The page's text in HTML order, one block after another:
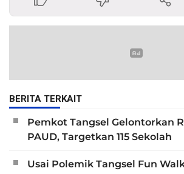
BERITA TERKAIT
Pemkot Tangsel Gelontorkan
PAUD, Targetkan 115 Sekolah
Usai Polemik Tangsel Fun